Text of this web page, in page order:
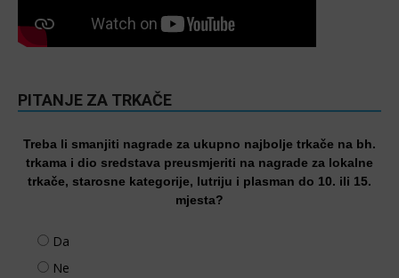
PITANJE ZA TRKAČE
Treba li smanjiti nagrade za ukupno najbolje trkače na bh.
trkama i dio sredstava preusmjeriti na nagrade za lokalne
trkače, starosne kategorije, lutriju i plasman do 10. ili 15.
mjesta?
Da
Ne